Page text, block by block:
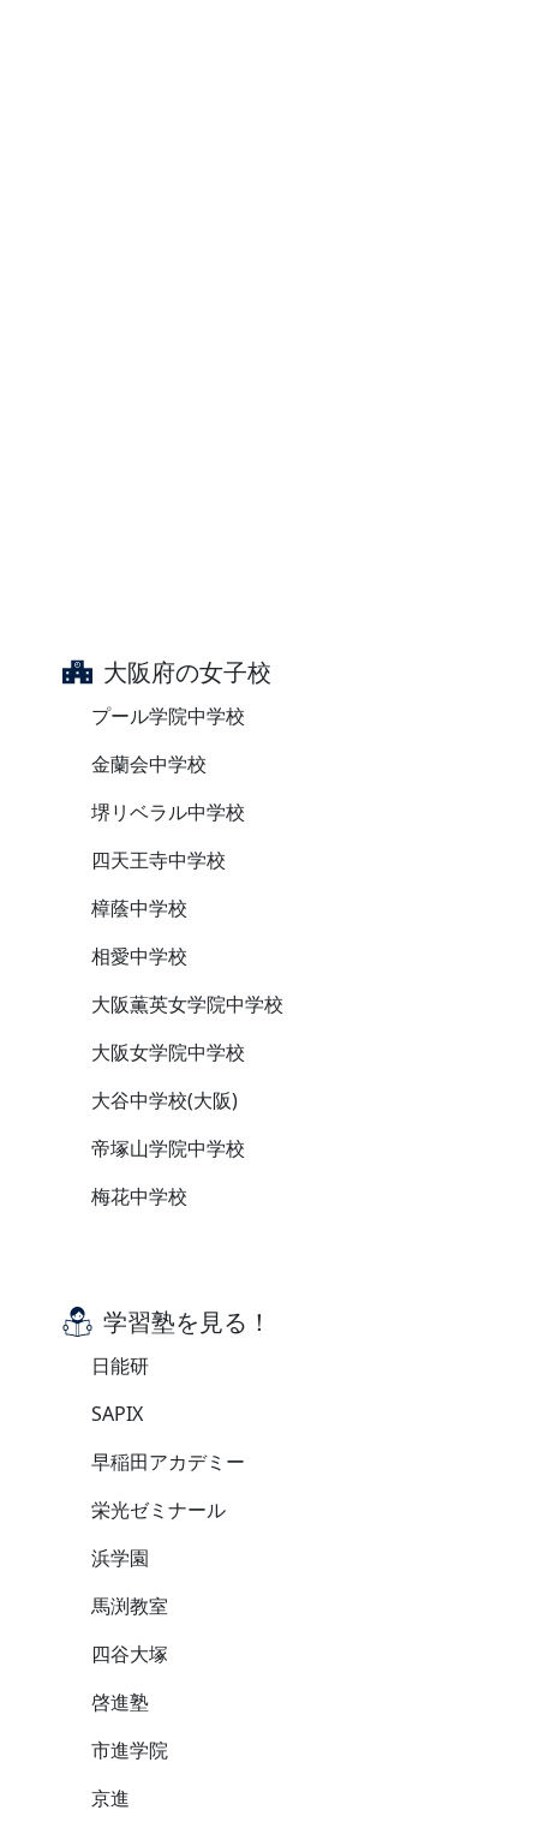
大阪府の女子校
プール学院中学校
金蘭会中学校
堺リベラル中学校
四天王寺中学校
樟蔭中学校
相愛中学校
大阪薫英女学院中学校
大阪女学院中学校
大谷中学校(大阪)
帝塚山学院中学校
梅花中学校
学習塾を見る！
日能研
SAPIX
早稲田アカデミー
栄光ゼミナール
浜学園
馬渕教室
四谷大塚
啓進塾
市進学院
京進